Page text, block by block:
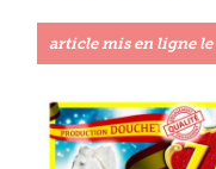
article mis en ligne le